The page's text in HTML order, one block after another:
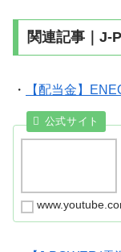
関連記事｜J-
・ 【配当金】